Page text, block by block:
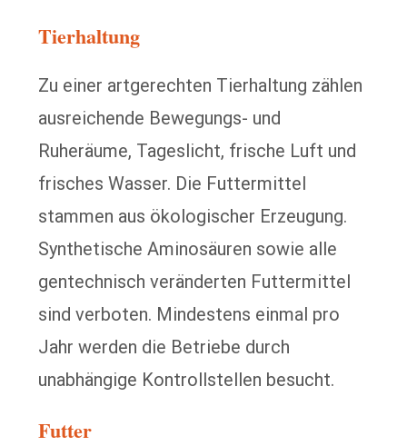
Tierhaltung
Zu einer artgerechten Tierhaltung zählen
ausreichende Bewegungs- und
Ruheräume, Tageslicht, frische Luft und
frisches Wasser. Die Futtermittel
stammen aus ökologischer Erzeugung.
Synthetische Aminosäuren sowie alle
gentechnisch veränderten Futtermittel
sind verboten. Mindestens einmal pro
Jahr werden die Betriebe durch
unabhängige Kontrollstellen besucht.
Futter